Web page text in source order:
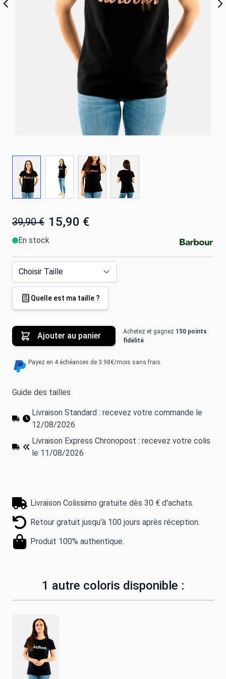
39,90 € 15,90 €
En stock
Quelle est ma taille ?
Ajouter au panier Achetez et gagnez 150 points
fidélité
Payez en 4 échéances de 3.98€/mois sans frais.
Guide des tailles
Livraison Standard : recevez votre commande le
12/08/2026
Livraison Express Chronopost : recevez votre colis
le 11/08/2026
Livraison Colissimo gratuite dès 30 € d'achats.
Retour gratuit jusqu'à 100 jours après réception.
Produit 100% authentique.
1 autre coloris disponible :